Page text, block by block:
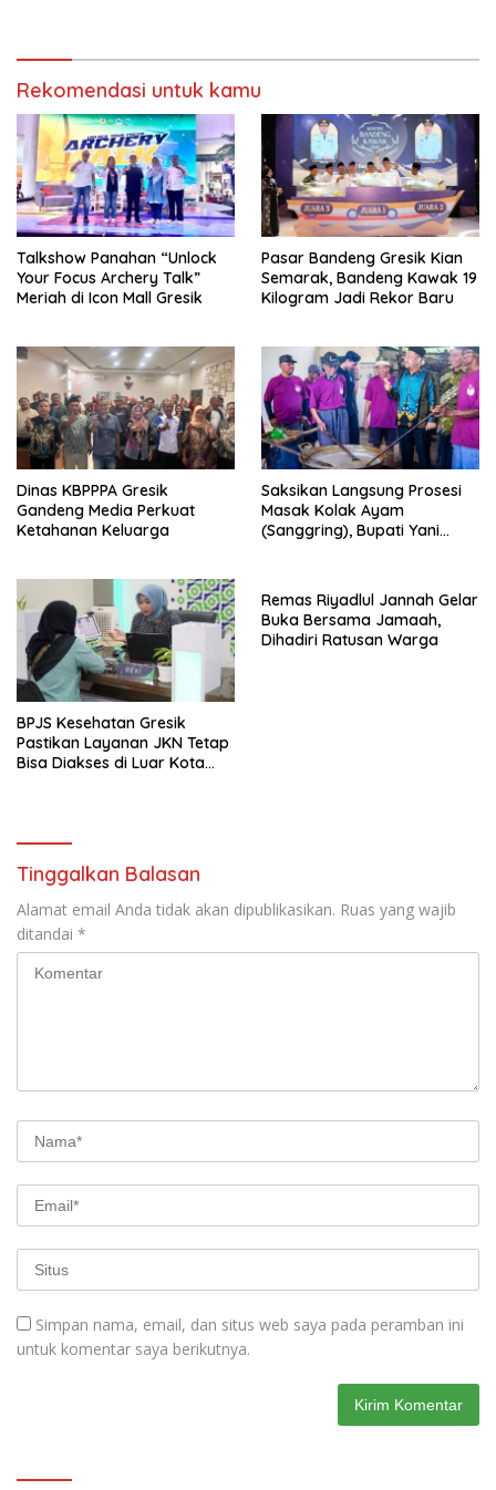
Rekomendasi untuk kamu
Talkshow Panahan “Unlock
Your Focus Archery Talk”
Meriah di Icon Mall Gresik
Pasar Bandeng Gresik Kian
Semarak, Bandeng Kawak 19
Kilogram Jadi Rekor Baru
Dinas KBPPPA Gresik
Gandeng Media Perkuat
Ketahanan Keluarga
Saksikan Langsung Prosesi
Masak Kolak Ayam
(Sanggring), Bupati Yani
BPJS Kesehatan Gresik
Pastikan Layanan JKN Tetap
Bisa Diakses di Luar Kota
Remas Riyadlul Jannah Gelar
Buka Bersama Jamaah,
Dihadiri Ratusan Warga
Tinggalkan Balasan
Alamat email Anda tidak akan dipublikasikan. Ruas yang wajib
ditandai *
Simpan nama, email, dan situs web saya pada peramban ini
untuk komentar saya berikutnya.